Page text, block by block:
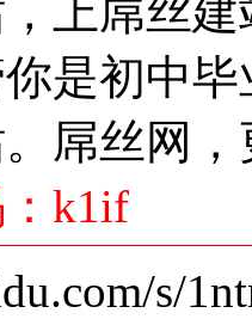
上屌丝
是初中
屌丝网
k1if
s/